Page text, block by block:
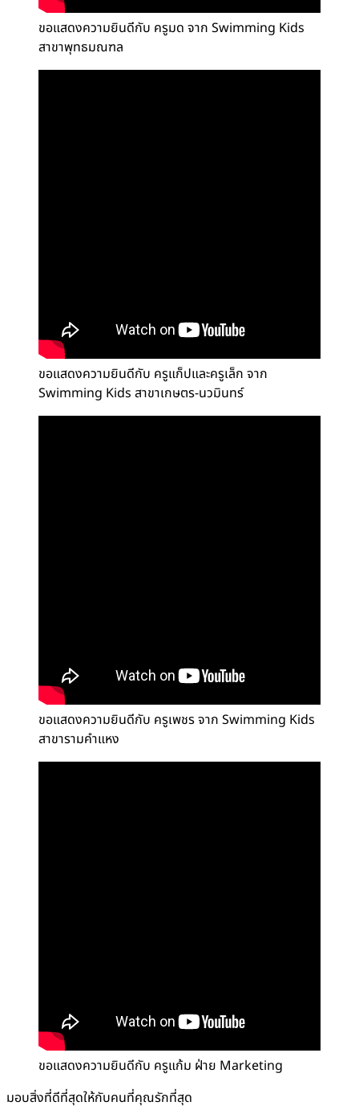
ขอแสดงความยินดีกับ ครูมด จาก Swimming Kids
สาขาพุทธมณฑล
ขอแสดงความยินดีกับ ครูแก็ปและครูเล็ก จาก
Swimming Kids สาขาเกษตร-นวมินทร์
ขอแสดงความยินดีกับ ครูเพชร จาก Swimming Kids
สาขารามคำแหง
ขอแสดงความยินดีกับ ครูแก้ม ฝ่าย Marketing
มอบสิ่งที่ดีที่สุดให้กับคนที่คุณรักที่สุด